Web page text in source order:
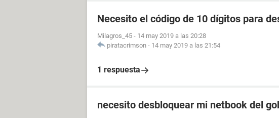
Necesito el código de 10 dígitos para
Milagros_45 - 14 may 2019 a las 20:28
piratacrimson - 14 may 2019 a las 21:54
1 respuesta
necesito desbloquear mi netbook del